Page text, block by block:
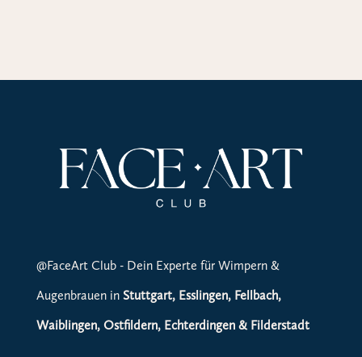
@FaceArt Club - Dein Experte für Wimpern &
Augenbrauen in Stuttgart, Esslingen, Fellbach,
Waiblingen, Ostfildern, Echterdingen & Filderstadt